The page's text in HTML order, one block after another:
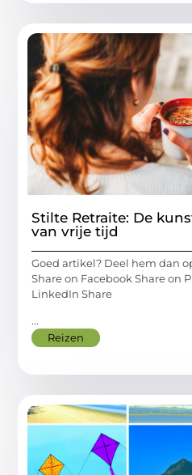
Stilte Retraite: De
van vrije tijd
Goed artikel? Deel hem dan
Share on Facebook Share on
LinkedIn Share
...
Reizen